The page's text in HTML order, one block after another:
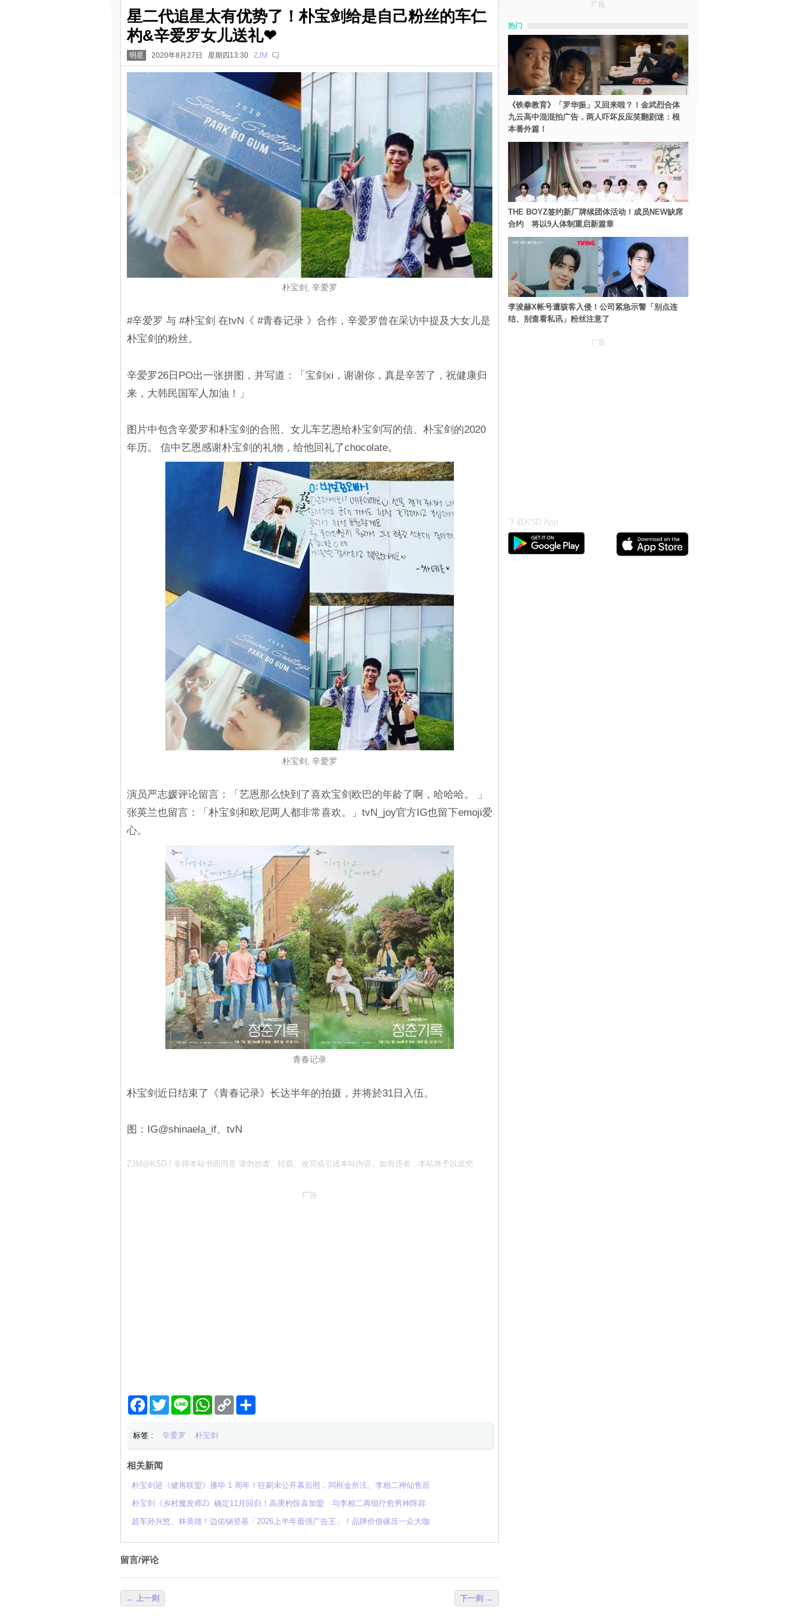
星二代追星太有优势了！朴宝剑给是自己粉丝的车仁
杓&辛爱罗女儿送礼❤
明星 2020年8月27日 星期四13:30 ZJM
朴宝剑, 辛爱罗
#辛爱罗 与 #朴宝剑 在tvN《 #青春记录 》合作，辛爱罗曾在采访中提及大女儿是
朴宝剑的粉丝。
辛爱罗26日PO出一张拼图，并写道：「宝剑xi，谢谢你，真是辛苦了，祝健康归
来，大韩民国军人加油！」
图片中包含辛爱罗和朴宝剑的合照、女儿车艺恩给朴宝剑写的信、朴宝剑的2020
年历。 信中艺恩感谢朴宝剑的礼物，给他回礼了chocolate。
朴宝剑, 辛爱罗
演员严志媛评论留言：「艺恩那么快到了喜欢宝剑欧巴的年龄了啊，哈哈哈。 」
张英兰也留言：「朴宝剑和欧尼两人都非常喜欢。」tvN_joy官方IG也留下emoji爱
心。
青春记录
朴宝剑近日结束了《青春记录》长达半年的拍摄，并将於31日入伍。
图：IG@shinaela_if、tvN
ZJM@KSD / 非得本站书面同意 请勿抄袭、转载、改写或引述本站内容。如有违者，本站将予以追究
广告
Facebook
TwitterLine WhatsApp
Copy
Link
分
标签 : 辛爱罗 朴宝剑
相关新闻
朴宝剑迎《健将联盟》播毕 1 周年！狂刷未公开幕后照，同框金所泫、李相二神仙售后
朴宝剑《乡村魔发师2》确定11月回归！高庚杓惊喜加盟 与李相二再组疗愈男神阵容
超车孙兴慜、林英雄！边佑锡登基「2026上半年最强广告王」！品牌价值碾压一众大咖
留言/评论
← 上一则 下一则 →
广告
热门
《铁拳教育》「罗华振」又回来啦？！金武烈合体
九云高中混混拍广告，两人吓坏反应笑翻剧迷：根
本番外篇！
THE BOYZ签约新厂牌续团体活动！成员NEW缺席
合约 将以9人体制重启新篇章
李浚赫X帐号遭骇客入侵！公司紧急示警「别点连
结、别查看私讯」粉丝注意了
广告
下载KSD App